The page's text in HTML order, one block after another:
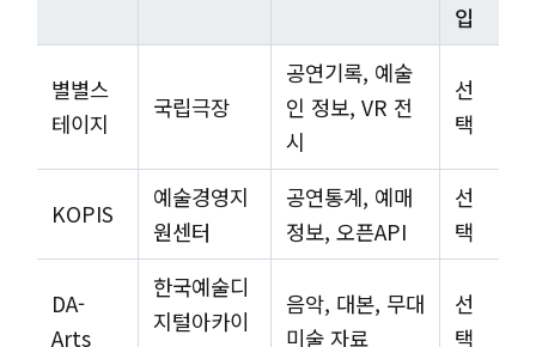
입
별별스
테이지
국립극장
공연기록, 예술
인 정보, VR 전
시
선
택
KOPIS
예술경영지
원센터
공연통계, 예매
정보, 오픈API
선
택
DA-
Arts
한국예술디
지털아카이
음악, 대본, 무대
미술 자료
선
택